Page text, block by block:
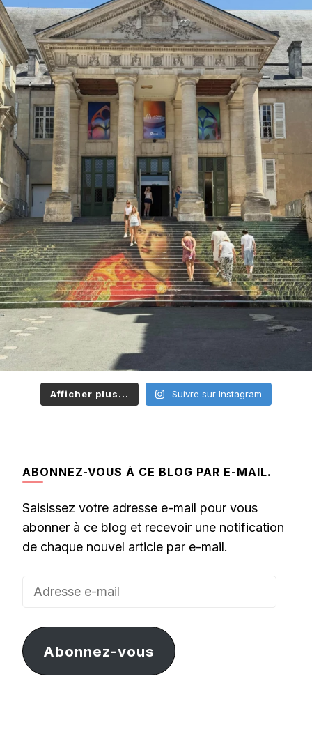
Afficher plus... Suivre sur Instagram
ABONNEZ-VOUS À CE BLOG PAR E-MAIL.
Saisissez votre adresse e-mail pour vous
abonner à ce blog et recevoir une notification
de chaque nouvel article par e-mail.
Adresse
mail
Abonnez-vous